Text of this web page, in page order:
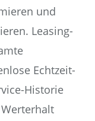
und
Leasing-
Echtzeit-
Historie